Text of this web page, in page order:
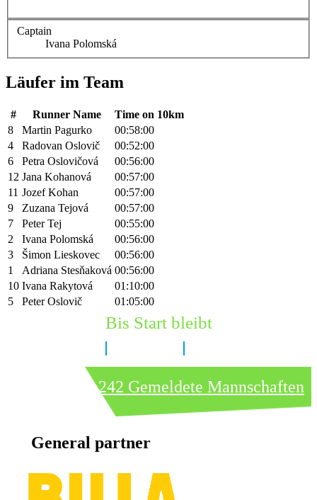
Captain
Ivana Polomská
Läufer im Team
# Runner Name
Time on 10km
8
Martin Pagurko
00:58:00
4
Radovan Oslovič
00:52:00
6
Petra Oslovičová
00:56:00
12 Jana Kohanová
00:57:00
11 Jozef Kohan
00:57:00
9
Zuzana Tejová
00:57:00
7
Peter Tej
00:55:00
2
Ivana Polomská
00:56:00
3
Šimon Lieskovec
00:56:00
1
Adriana Stesňaková 00:56:00
10 Ivana Rakytová
01:10:00
5
Peter Oslovič 01:05:00
Bis Start bleibt
242 Gemeldete Mannschaften
General partner